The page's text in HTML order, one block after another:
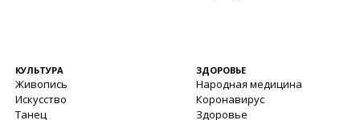
КУЛЬТУРА
Живопись
Искусство
Танец
ЗДОРОВЬЕ
Народная медицина
Коронавирус
Здоровье